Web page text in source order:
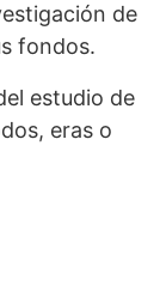
de
fondos.
estudio de
eras o